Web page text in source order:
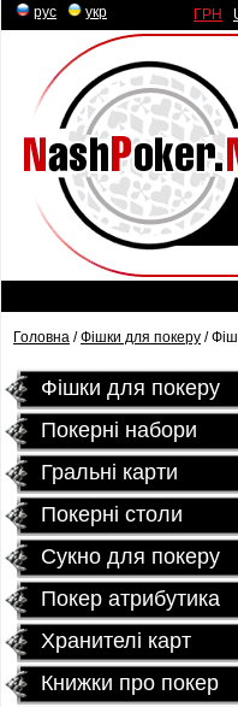
рус укр ГРН
Головна /Фішки для покеру /
Фішки для покеру
Покерні набори
Гральні карти
Покернi столи
Сукно для покеру
Покер атрибутика
Хранителі карт
Книжки про покер